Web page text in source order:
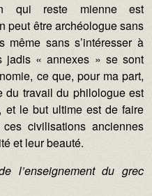
qui reste mienne est
peut être archéologue sans
même sans s’intéresser à
jadis « annexes » se sont
ce que, pour ma part,
du travail du philologue est
et le but ultime est de faire
civilisations anciennes
et leur beauté.
l’enseignement du grec